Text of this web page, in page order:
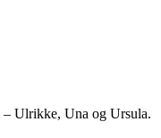
– Ulrikke, Una og Ursula.